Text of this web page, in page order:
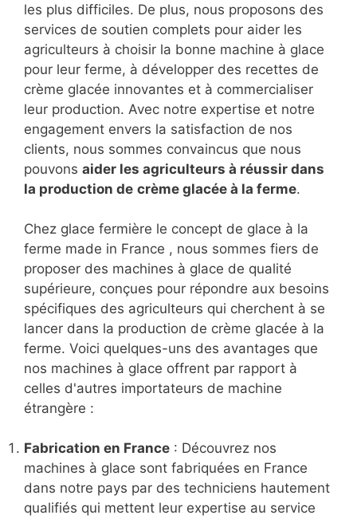
les plus difficiles. De plus, nous proposons des
services de soutien complets pour aider les
agriculteurs à choisir la bonne machine à glace
pour leur ferme, à développer des recettes de
crème glacée innovantes et à commercialiser
leur production. Avec notre expertise et notre
engagement envers la satisfaction de nos
clients, nous sommes convaincus que nous
pouvons aider les agriculteurs à réussir dans
la production de crème glacée à la ferme.
Chez glace fermière le concept de glace à la
ferme made in France , nous sommes fiers de
proposer des machines à glace de qualité
supérieure, conçues pour répondre aux besoins
spécifiques des agriculteurs qui cherchent à se
lancer dans la production de crème glacée à la
ferme. Voici quelques-uns des avantages que
nos machines à glace offrent par rapport à
celles d'autres importateurs de machine
étrangère :
Fabrication en France : Découvrez nos
machines à glace sont fabriquées en France
dans notre pays par des techniciens hautement
qualifiés qui mettent leur expertise au service